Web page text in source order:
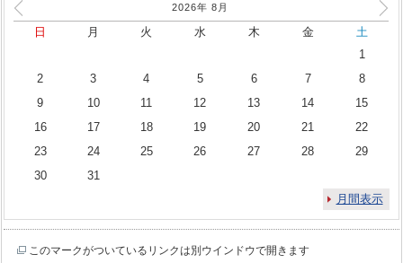
2026年 8 月
日 月 火 水 木 金
土
1
2
3 4 5 6 7
8
9
10 11 12 13 14
15
16
17 18 19 20 21
22
23
24 25 26 27 28
29
30
31
月間表示
このマークがついているリンクは別ウインドウで開きます